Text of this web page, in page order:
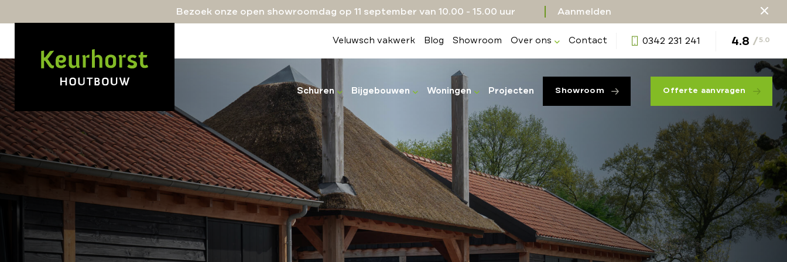
Bezoek onze open showroomdag op 11 september van 10.00 - 15.00 uur Aanmelden
Veluwsch vakwerk Blog Showroom Over ons Contact 0342 231 241 4.8 /5.0
Schuren Bijgebouwen Woningen Projecten Showroom Offerte aanvragen